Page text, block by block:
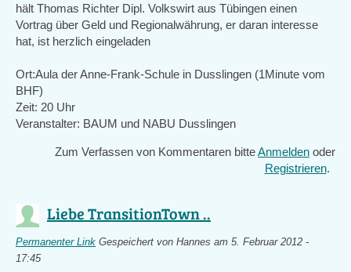
hält Thomas Richter Dipl. Volkswirt aus Tübingen einen
Vortrag über Geld und Regionalwährung, er daran interesse
hat, ist herzlich eingeladen
Ort:Aula der Anne-Frank-Schule in Dusslingen (1Minute vom
BHF)
Zeit: 20 Uhr
Veranstalter: BAUM und NABU Dusslingen
Zum Verfassen von Kommentaren bitteAnmelden oder
Registrieren.
Liebe TransitionTown ..
Permanenter Link Gespeichert von Hannes am 5. Februar 2012 -
17:45